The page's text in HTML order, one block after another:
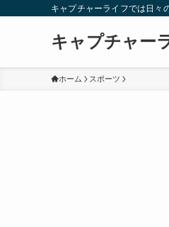
キャプチャーライフでは日々
キャプチャー
ホーム スポーツ